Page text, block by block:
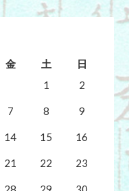
金 土
日
1
2
7 8 9
14 15 16
21 22 23